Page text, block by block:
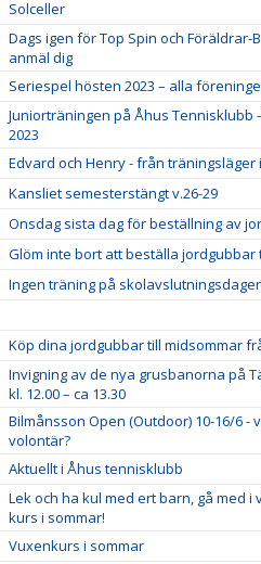
Solceller
Dags igen för Top Spin och Föräldrar-
anmäl dig
Seriespel hösten 2023 – alla
Juniorträningen på Åhus Tennisklubb
2023
Edvard och Henry - från träningsläger
Kansliet semesterstängt v.26-29
Onsdag sista dag för beställning av
Glöm inte bort att beställa jordgubbar
Ingen träning på
Köp dina jordgubbar till midsommar
Invigning av de nya grusbanorna på
kl. 12.00 – ca 13.30
Bilmånsson Open (Outdoor) 10-16/6 -
volontär?
Aktuellt i Åhus tennisklubb
Lek och ha kul med ert barn, gå med
kurs i sommar!
Vuxenkurs i sommar